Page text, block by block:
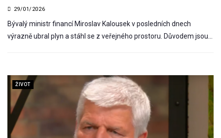
29/01/2026
Bývalý ministr financí Miroslav Kalousek v posledních dnech
výrazně ubral plyn a stáhl se z veřejného prostoru. Důvodem jsou…
ŽIVOT